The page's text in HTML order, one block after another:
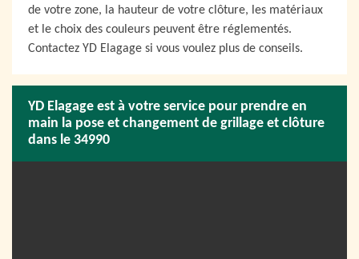
de votre zone, la hauteur de votre clôture, les matériaux
et le choix des couleurs peuvent être réglementés.
Contactez YD Elagage si vous voulez plus de conseils.
YD Elagage est à votre service pour prendre en
main la pose et changement de grillage et clôture
dans le 34990